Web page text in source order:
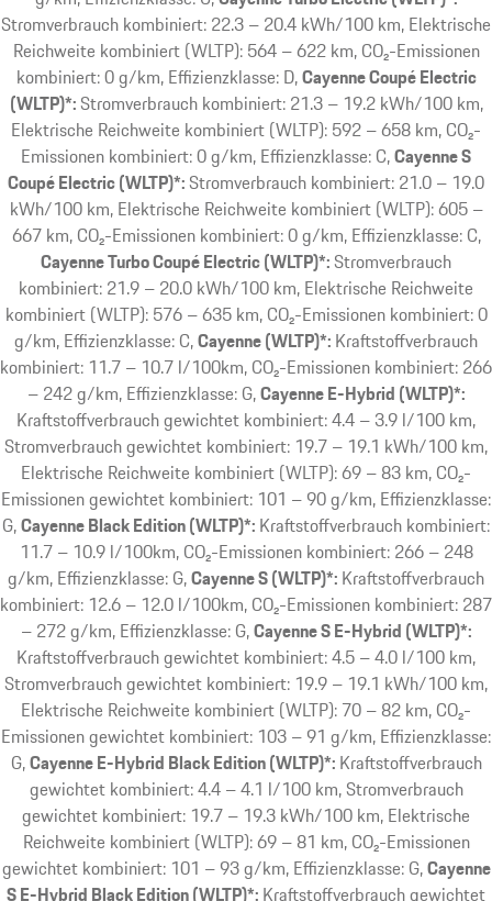
Stromverbrauch kombiniert: 22.3 – 20.4 kWh/100 km, Elektrische
Reichweite kombiniert (WLTP): 564 – 622 km, CO₂-Emissionen
kombiniert: 0 g/km, Effizienzklasse: D Cayenne Coupé Electric
(WLTP)*:Stromverbrauch kombiniert: 21.3 – 19.2 kWh/100 km,
Elektrische Reichweite kombiniert (WLTP): 592 – 658 km, CO₂-
Emissionen kombiniert: 0 g/km, Effizienzklasse: C Cayenne S
Coupé Electric (WLTP)*:Stromverbrauch kombiniert: 21.0 – 19.0
kWh/100 km, Elektrische Reichweite kombiniert (WLTP): 605 –
667 km, CO₂-Emissionen kombiniert: 0 g/km, Effizienzklasse: C
Cayenne Turbo Coupé Electric (WLTP)*:Stromverbrauch
kombiniert: 21.9 – 20.0 kWh/100 km, Elektrische Reichweite
kombiniert (WLTP): 576 – 635 km, CO₂-Emissionen kombiniert: 0
g/km, Effizienzklasse: C Cayenne (WLTP)*: Kraftstoffverbrauch
kombiniert: 11.7 – 10.7 l/100km, CO₂-Emissionen kombiniert: 266
– 242 g/km, Effizienzklasse: G Cayenne E-Hybrid (WLTP)*:
Kraftstoffverbrauch gewichtet kombiniert: 4.4 – 3.9 l/100 km,
Stromverbrauch gewichtet kombiniert: 19.7 – 19.1 kWh/100 km,
Elektrische Reichweite kombiniert (WLTP): 69 – 83 km, CO₂-
Emissionen gewichtet kombiniert: 101 – 90 g/km, Effizienzklasse:
G Cayenne Black Edition (WLTP)*: Kraftstoffverbrauch kombiniert:
11.7 – 10.9 l/100km, CO₂-Emissionen kombiniert: 266 – 248
g/km, Effizienzklasse: G Cayenne S (WLTP)*: Kraftstoffverbrauch
kombiniert: 12.6 – 12.0 l/100km, CO₂-Emissionen kombiniert: 287
– 272 g/km, Effizienzklasse: G Cayenne S E-Hybrid (WLTP)*:
Kraftstoffverbrauch gewichtet kombiniert: 4.5 – 4.0 l/100 km,
Stromverbrauch gewichtet kombiniert: 19.9 – 19.1 kWh/100 km,
Elektrische Reichweite kombiniert (WLTP): 70 – 82 km, CO₂-
Emissionen gewichtet kombiniert: 103 – 91 g/km, Effizienzklasse:
G Cayenne E-Hybrid Black Edition (WLTP)*: Kraftstoffverbrauch
gewichtet kombiniert: 4.4 – 4.1 l/100 km, Stromverbrauch
gewichtet kombiniert: 19.7 – 19.3 kWh/100 km, Elektrische
Reichweite kombiniert (WLTP): 69 – 81 km, CO₂-Emissionen
gewichtet kombiniert: 101 – 93 g/km, Effizienzklasse: G Cayenne
S E-Hybrid Black Edition (WLTP)*: Kraftstoffverbrauch gewichtet